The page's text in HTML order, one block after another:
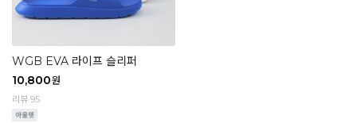
WGB EVA 라이프 슬리퍼
10,800원
리뷰 95